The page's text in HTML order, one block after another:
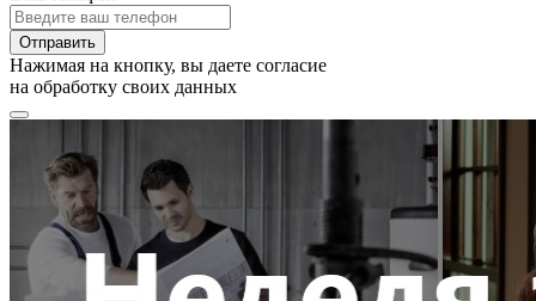
Отправить
Нажимая на кнопку, вы даете согласие
на обработку своих данных